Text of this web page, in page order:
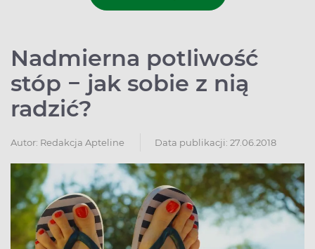
Nadmierna potliwość
stóp − jak sobie z nią
radzić?
Autor: Redakcja Apteline Data publikacji: 27.06.2018